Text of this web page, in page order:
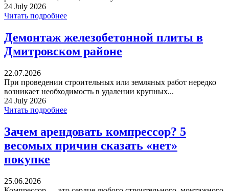
24 July 2026
Читать подробнее
Демонтаж железобетонной плиты в
Дмитровском районе
22.07.2026
При проведении строительных или земляных работ нередко
возникает необходимость в удалении крупных...
24 July 2026
Читать подробнее
Зачем арендовать компрессор? 5
весомых причин сказать «нет»
покупке
25.06.2026